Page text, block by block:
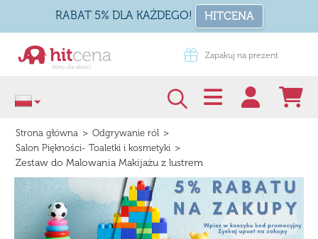
RABAT 5% DLA KAŻDEGO! HITCENA
od umowy tutaj Zapakuj na prezent
Strona główna > Odgrywanie ról >
Salon Piękności- Toaletki i kosmetyki >
Zestaw do Malowania Makijażu z lustrem